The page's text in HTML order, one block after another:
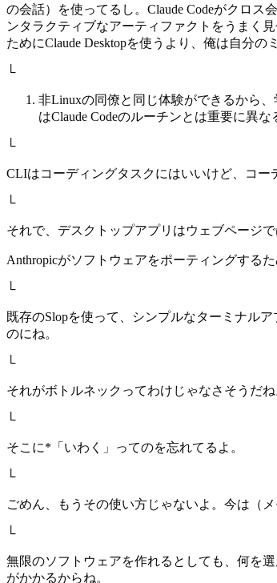
の会話）を使ってるし。Claude Codeがクロ
ンタラクティブなアーティファクトをうまく
ためにClaude Desktopを使うより、俺は自分
└
非Linuxの同僚と同じ体験ができるから、
はClaude Codeのルーチンとは重要に異
└
CLIはコーディングタスクにはいいけど、コー
└
それで、デスクトップアプリはウェブページ
Anthropicがソフトウェアをポーティングする
└
既存のSlopを使って、シンプルなターミナル
のにね。
└
それがボトルネックってわけじゃなさそうだね
└
そこに*「いわく」ってのを忘れてるよ。
└
ごめん、もうその使い方じゃないよ。今は（
└
無限のソフトウェアを作れるとしても、何を
がかかるからね。